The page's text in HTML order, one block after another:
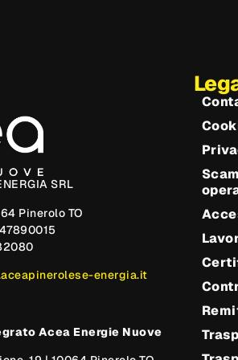
SRL
Pinerolo TO
energia.it
Acea Energie Nuove